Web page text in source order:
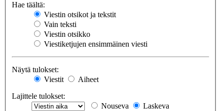
Hae täältä:
Viestin otsikot ja tekstit
Vain teksti
Viestin otsikko
Viestiketjujen ensimmäinen viesti
Näytä tulokset:
Viestit
Aiheet
Lajittele tulokset:
Nouseva
Laskeva